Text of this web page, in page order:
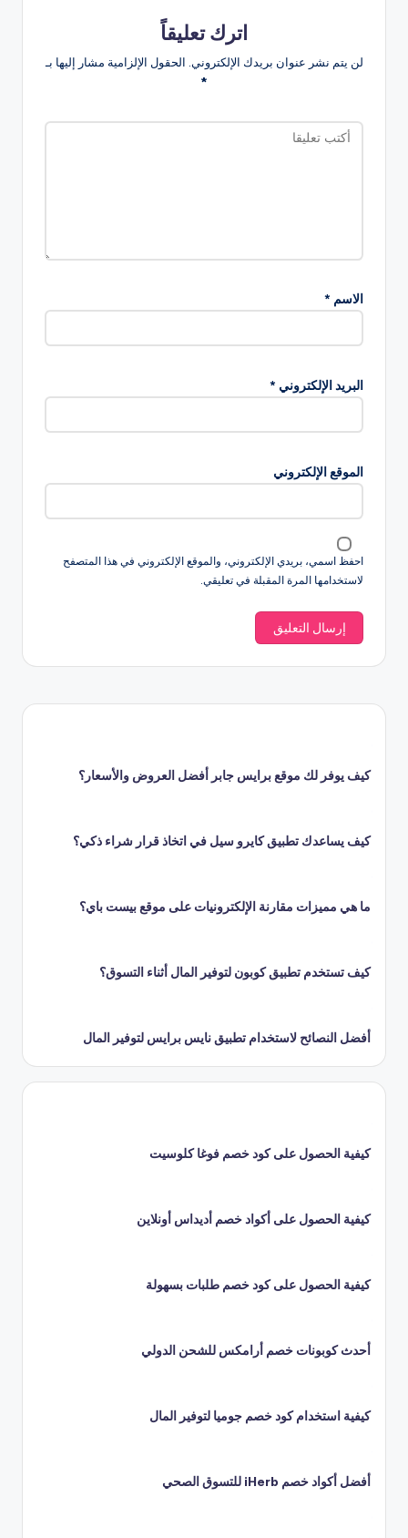
اترك تعليقاً
لن يتم نشر عنوان بريدك الإلكتروني. الحقول الإلزامية مشار إليها بـ
*
الاسم *
البريد الإلكتروني *
الموقع الإلكتروني
احفظ اسمي، بريدي الإلكتروني، والموقع الإلكتروني في هذا المتصفح
لاستخدامها المرة المقبلة في تعليقي.
كيف يوفر لك موقع برايس جابر أفضل العروض والأسعار؟
كيف يساعدك تطبيق كايرو سيل في اتخاذ قرار شراء ذكي؟
ما هي مميزات مقارنة الإلكترونيات على موقع بيست باي؟
كيف تستخدم تطبيق كوبون لتوفير المال أثناء التسوق؟
أفضل النصائح لاستخدام تطبيق نايس برايس لتوفير المال
كيفية الحصول على كود خصم فوغا كلوسيت
كيفية الحصول على أكواد خصم أديداس أونلاين
كيفية الحصول على كود خصم طلبات بسهولة
أحدث كوبونات خصم أرامكس للشحن الدولي
كيفية استخدام كود خصم جوميا لتوفير المال
أفضل أكواد خصم iHerb للتسوق الصحي